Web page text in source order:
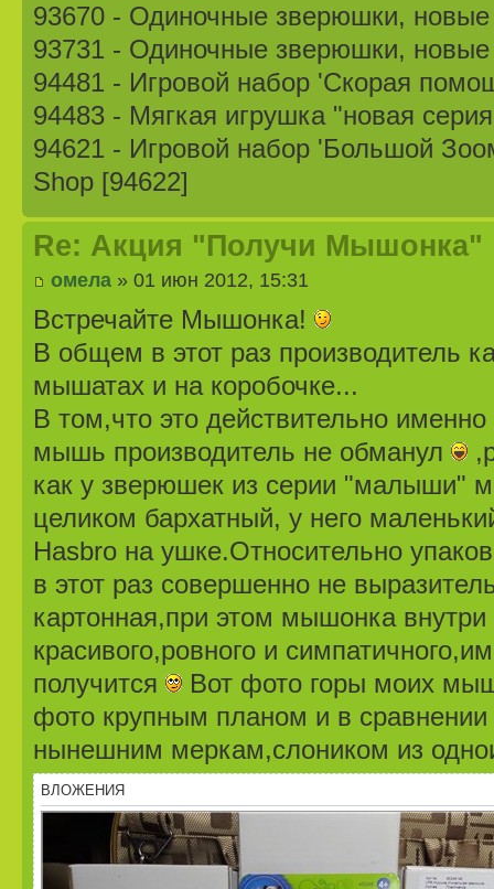
93670 - Одиночные зверюшки,
93731 - Одиночные зверюшки,
94481 - Игровой набор 'Скорая
94483 - Мягкая игрушка "новая
94621 - Игровой набор 'Большой
Shop [94622]
Re: Акция "Получи Мышонка"
омела » 01 июн 2012, 15:31
Встречайте Мышонка!
В общем в этот раз производитель
мышатах и на коробочке...
В том,что это действительно
мышь производитель не обманул
как у зверюшек из серии "малыши"
целиком бархатный, у него
Hasbro на ушке.Относительно
в этот раз совершенно не
картонная,при этом мышонка
красивого,ровного и
получится
Вот фото горы моих
фото крупным планом и в
нынешним меркам,слоником из
ВЛОЖЕНИЯ